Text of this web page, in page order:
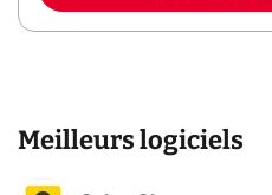
Meilleurs logiciels